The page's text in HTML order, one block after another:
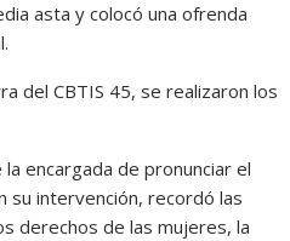
asta y colocó una ofrenda
del CBTIS 45, se realizaron los
encargada de pronunciar el
su intervención, recordó las
derechos de las mujeres, la